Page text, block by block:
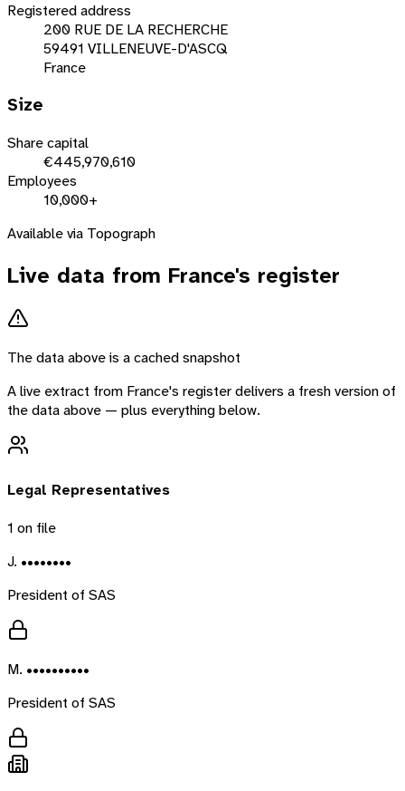
Registered address
200 RUE DE LA RECHERCHE
59491 VILLENEUVE-D'ASCQ
France
Size
Share capital
€445,970,610
Employees
10,000+
Available via Topograph
Live data from France's register
The data above is a cached snapshot
A live extract from France's register delivers a fresh version of
the data above — plus everything below.
Legal Representatives
1 on file
J. ••••••••
President of SAS
M. ••••••••••
President of SAS